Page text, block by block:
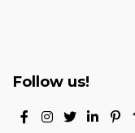
Follow us!